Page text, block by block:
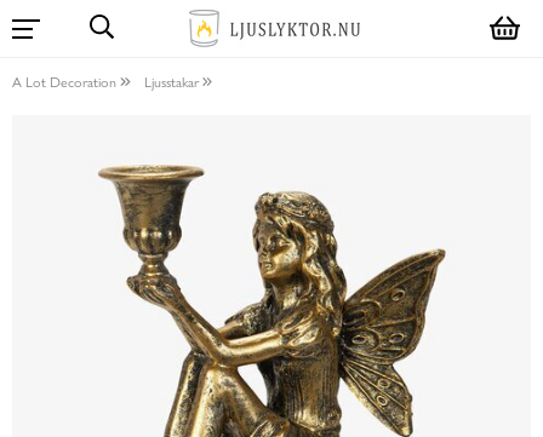
A Lot Decoration Ljusstakar